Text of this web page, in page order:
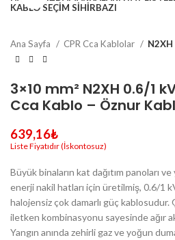
KABLO SEÇIM SIHIRBAZI
Ana Sayfa CPR Cca Kablolar N2XH
3×10 mm² N2XH 0.6/1
Cca Kablo – Öznur
639,16₺
Büyük binaların kat dağıtım panoları
enerji nakil hatları için üretilmiş, 0.6/1
halojensiz çok damarlı güç kablosudur.
iletken kombinasyonu sayesinde ağır
Yangın anında zehirli gaz ve yoğun